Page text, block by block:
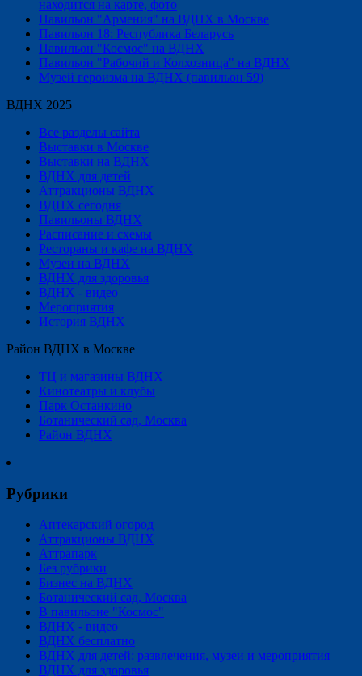
находится на карте, фото
Павильон "Армения" на ВДНХ в Москве
Павильон 18: Республика Беларусь
Павильон "Космос" на ВДНХ
Павильон "Рабочий и Колхозница" на ВДНХ
Музей героизма на ВДНХ (павильон 59)
ВДНХ 2025
Все разделы сайта
Выставки в Москве
Выставки на ВДНХ
ВДНХ для детей
Аттракционы ВДНХ
ВДНХ сегодня
Павильоны ВДНХ
Расписание и схемы
Рестораны и кафе на ВДНХ
Музеи на ВДНХ
ВДНХ для здоровья
ВДНХ - видео
Мероприятия
История ВДНХ
Район ВДНХ в Москве
ТЦ и магазины ВДНХ
Кинотеатры и клубы
Парк Останкино
Ботанический сад, Москва
Район ВДНХ
Рубрики
Аптекарский огород
Аттракционы ВДНХ
Аттрапарк
Без рубрики
Бизнес на ВДНХ
Ботанический сад, Москва
В павильоне "Космос"
ВДНХ - видео
ВДНХ бесплатно
ВДНХ для детей: развлечения, музеи и мероприятия
ВДНХ для здоровья